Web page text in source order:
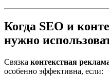
Когда SEO и
нужно
Связка контекстная
особенно эффективна, если: